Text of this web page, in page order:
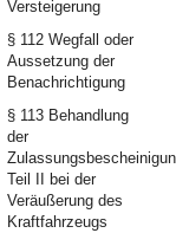
Versteigerung
§ 112 Wegfall oder
Aussetzung der
Benachrichtigung
§ 113 Behandlung
der
Teil II bei der
Veräußerung des
Kraftfahrzeugs